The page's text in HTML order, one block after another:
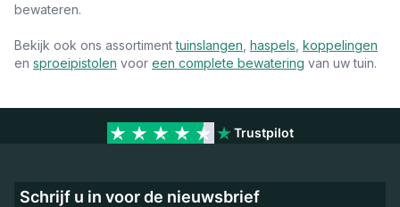
bewateren.
Bekijk ook ons assortimenttuinslangen haspels koppelingen
en sproeipistolen voor een complete bewatering van uw tuin.
Trustpilot
Schrijf u in voor de nieuwsbrief